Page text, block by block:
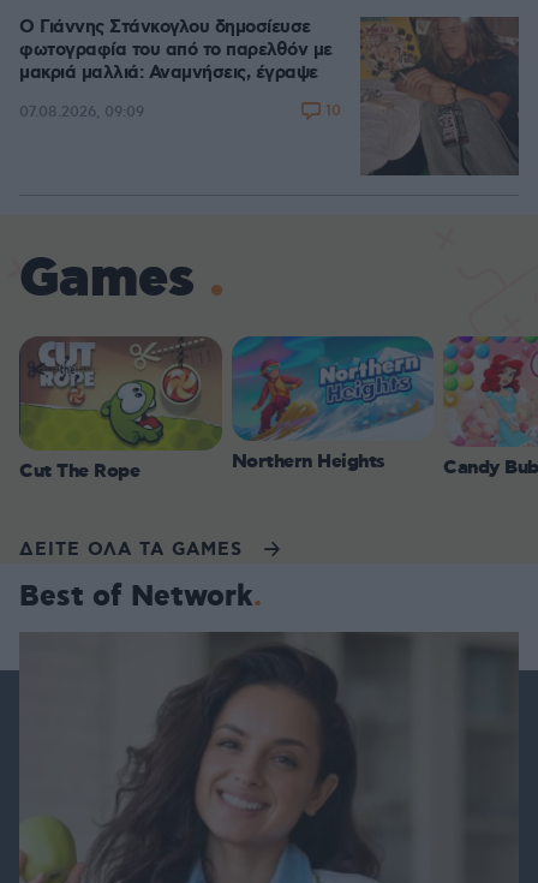
Ο Γιάννης Στάνκογλου δημοσίευσε
φωτογραφία του από το παρελθόν με
μακριά μαλλιά: Αναμνήσεις, έγραψε
07.08.2026, 09:09 10
Games
Cut The Rope Northern Heights Candy
ΔΕΙΤΕ ΟΛΑ ΤΑ GAMES
Best of Network